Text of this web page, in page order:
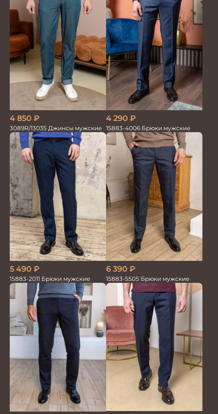
4 850 ₽
3089R/13035 Джинсы мужские
4 290 ₽
15883-4006 Брюки мужские
5 490 ₽
15883-2011 Брюки мужские
6 390 ₽
15883-5505 Брюки мужские